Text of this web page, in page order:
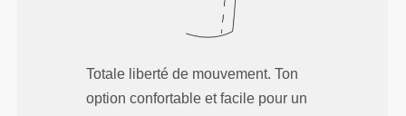
Totale liberté de mouvement. Ton
option confortable et facile pour un